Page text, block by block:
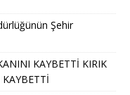
Şehir
KAYBETTİ KIRIK